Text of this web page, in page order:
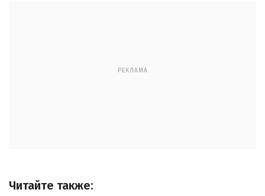
РЕКЛАМА
Читайте также: